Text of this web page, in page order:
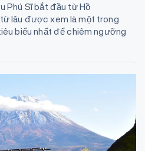
Phú Sĩ bắt đầu từ Hồ
lâu được xem là một trong
biểu nhất để chiêm ngưỡng